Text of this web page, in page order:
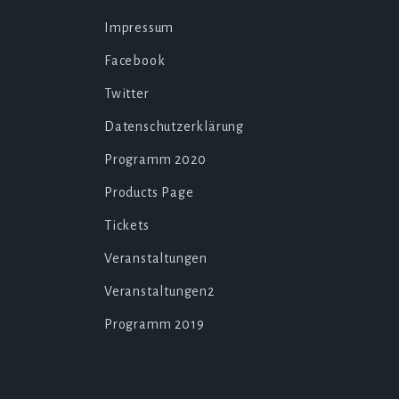
Impressum
Facebook
Twitter
Datenschutzerklärung
Programm 2020
Products Page
Tickets
Veranstaltungen
Veranstaltungen2
Programm 2019